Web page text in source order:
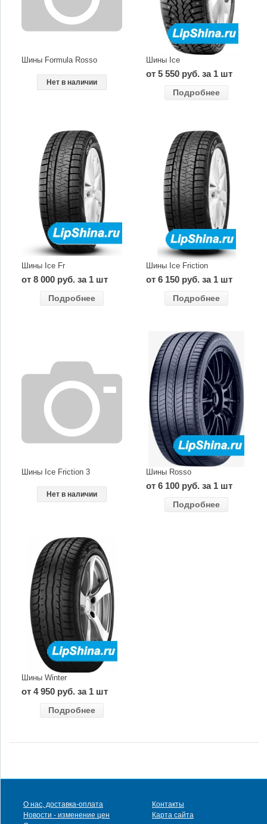
Шины Formula Rosso
Нет в наличии
Шины Ice
от 5 550 руб. за 1 шт
Подробнее
Шины Ice Fr
от 8 000 руб. за 1 шт
Подробнее
Шины Ice Friction
от 6 150 руб. за 1 шт
Подробнее
Шины Ice Friction 3
Нет в наличии
Шины Rosso
от 6 100 руб. за 1 шт
Подробнее
Шины Winter
от 4 950 руб. за 1 шт
Подробнее
О нас, доставка-оплата
Новости - изменение цен
Контакты
Карта сайта